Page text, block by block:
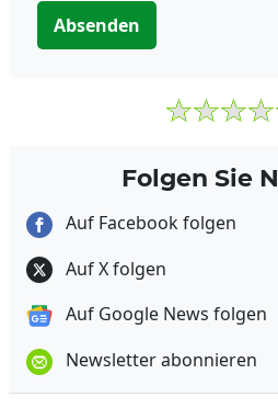
Absenden
Folgen Sie
Auf Facebook folgen
Auf X folgen
Auf Google News folgen
Newsletter abonnieren